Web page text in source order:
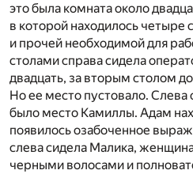
это была комната около
в которой находилось четыре
и прочей необходимой для
столами справа сидела
двадцать, за вторым столом
Но ее место пустовало. Слева
было место Камиллы. Адам
появилось озабоченное
слева сидела Малика,
черными волосами и